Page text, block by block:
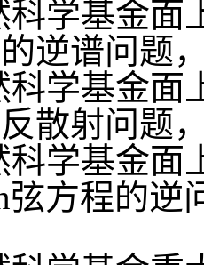
科学基金面
逆谱问题
科学基金面
散射问题
科学基金面
弦方程的逆